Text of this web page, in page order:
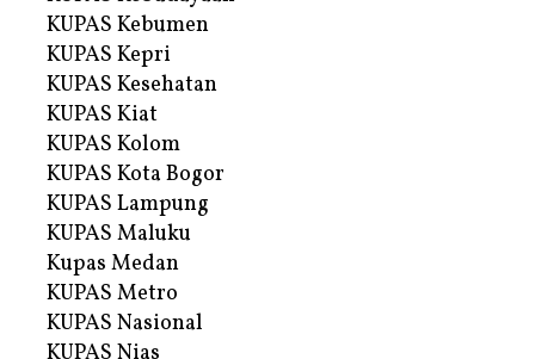
KUPAS Kebumen
KUPAS Kepri
KUPAS Kesehatan
KUPAS Kiat
KUPAS Kolom
KUPAS Kota Bogor
KUPAS Lampung
KUPAS Maluku
Kupas Medan
KUPAS Metro
KUPAS Nasional